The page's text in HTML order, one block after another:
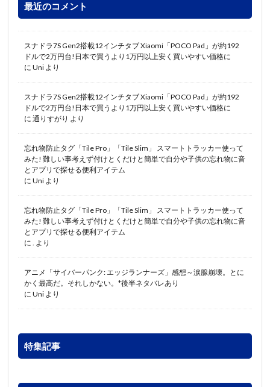
最近のコメント
スナドラ7S Gen2搭載12インチタブ Xiaomi「POCO Pad」が約192
ドルで2万円台!日本で買うより1万円以上安く買いやすい価格に
に Uni より
スナドラ7S Gen2搭載12インチタブ Xiaomi「POCO Pad」が約192
ドルで2万円台!日本で買うより1万円以上安く買いやすい価格に
に 通りすがり より
忘れ物防止タグ「Tile Pro」「Tile Slim」 スマートトラッカー使って
みた! 難しい事考えず付けとくだけと簡単で自分や子供の忘れ物に音
とアプリで探せる便利アイテム
に Uni より
忘れ物防止タグ「Tile Pro」「Tile Slim」 スマートトラッカー使って
みた! 難しい事考えず付けとくだけと簡単で自分や子供の忘れ物に音
とアプリで探せる便利アイテム
に . より
アニメ「サイバーパンク: エッジランナーズ」感想～涙腺崩壊。とに
かく最高だ。それしかない。*後半ネタバレあり
に Uni より
特集記事